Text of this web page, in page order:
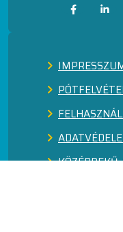
KÖZÉRDEKŰ